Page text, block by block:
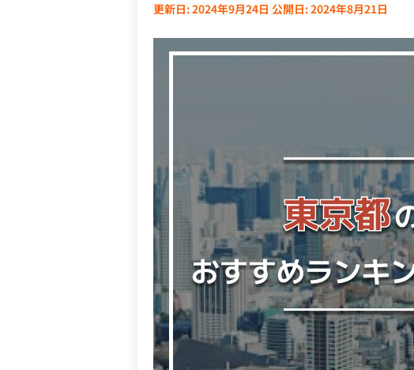
更新日: 2024年9月24日 公開日: 2024年8月21日